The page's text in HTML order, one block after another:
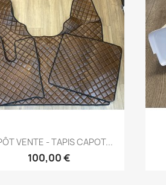
Aperçu rapide
VENTE - TAPIS CAPOT...
100,00 €